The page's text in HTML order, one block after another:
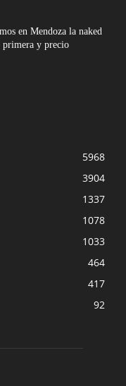
en Mendoza la naked
primera y precio
5968
3904
1337
1078
1033
464
417
92